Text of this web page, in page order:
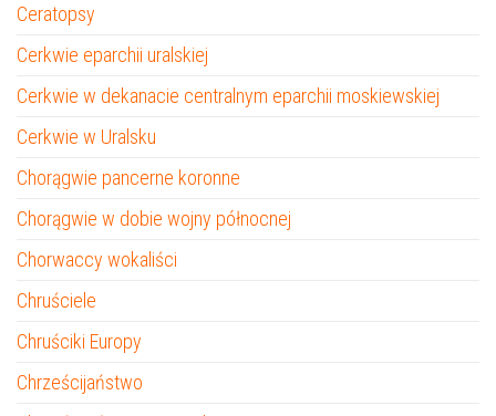
Ceratopsy
Cerkwie eparchii uralskiej
Cerkwie w dekanacie centralnym eparchii moskiewskiej
Cerkwie w Uralsku
Chorągwie pancerne koronne
Chorągwie w dobie wojny północnej
Chorwaccy wokaliści
Chruściele
Chruściki Europy
Chrześcijaństwo